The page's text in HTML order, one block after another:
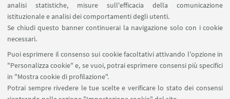
analisi statistiche, misure sull'efficacia della comunicazione
istituzionale e analisi dei comportamenti degli utenti.
Se chiudi questo banner continuerai la navigazione solo con i cookie
necessari.
Puoi esprimere il consenso sui cookie facoltativi attivando l'opzione in
"Personalizza cookie" e, se vuoi, potrai esprimere consensi più specifici
in "Mostra cookie di profilazione".
Potrai sempre rivedere le tue scelte e verificare lo stato dei consensi
Prof. Federico Fracassi
Responsabile del percorso
Vai al sito